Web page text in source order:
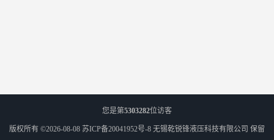
您是第5303282位访客
版权所有 ©2026-08-08 苏ICP备20041952号-8 无锡乾锐锋液压科技有限公司 保留